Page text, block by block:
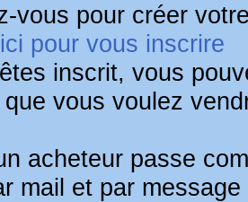
vous pour créer
pour vous inscrire
inscrit, vous
que vous voulez
acheteur passe
mail et par